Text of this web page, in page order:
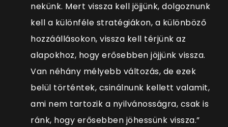
nekünk. Mert vissza kell jöjjünk, dolgoznunk
kell a különféle stratégiákon, a különböző
hozzáállásokon, vissza kell térjünk az
alapokhoz, hogy erősebben jöjjünk vissza.
Van néhány mélyebb változás, de ezek
belül történtek, csinálnunk kellett valamit,
ami nem tartozik a nyilvánosságra, csak is
ránk, hogy erősebben jöhessünk vissza.”